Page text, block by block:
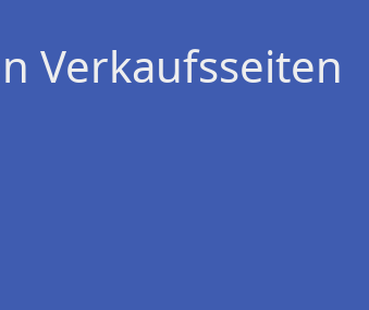
Verkaufsseiten